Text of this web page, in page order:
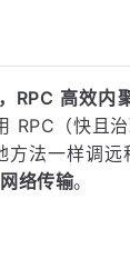
和 Spring
为什么性能
下 RPC 的调
RPC（快且